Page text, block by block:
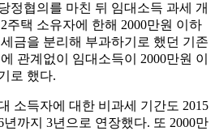
정협의를 마친 뒤 임대소득 과세 개
주택 소유자에 한해 2000만원 이하
금을 분리해 부과하기로 했던 기존
관계없이 임대소득이 2000만원 이
로 했다.
소득자에 대한 비과세 기간도 2015
까지 3년으로 연장했다. 또 2000만